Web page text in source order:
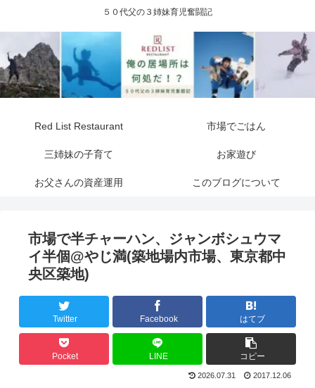
５０代父の３姉妹育児奮闘記
Red List Restaurant 市場でごはん
三姉妹の子育て お家遊び
お父さんの資産運用 このブログについて
市場で半チャーハン、ジャンボシュウマ
イ半個@やじ満(築地場内市場、東京都中
央区築地)
Twitter Facebook はてブ
Pocket LINE コピー
2026.07.31 2017.12.06